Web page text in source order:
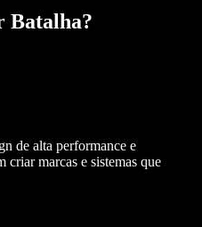
Batalha?
de alta performance e
criar marcas e sistemas que